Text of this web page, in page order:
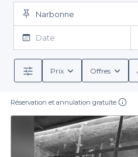
Narbonne
Date
Prix Offres
Réservation et annulation gratuite